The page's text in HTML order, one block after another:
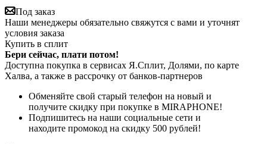
Под заказ
Наши менеджеры обязательно свяжутся с вами и уточнят
условия заказа
Купить в сплит
Бери сейчас, плати потом!
Доступна покупка в сервисах Я.Сплит, Долями, по карте
Халва, а также в рассрочку от банков-партнеров
Обменяйте свой старый телефон на новый и
получите скидку при покупке в MIRAPHONE!
Подпишитесь на наши социальные сети и
находите промокод на скидку 500 рублей!